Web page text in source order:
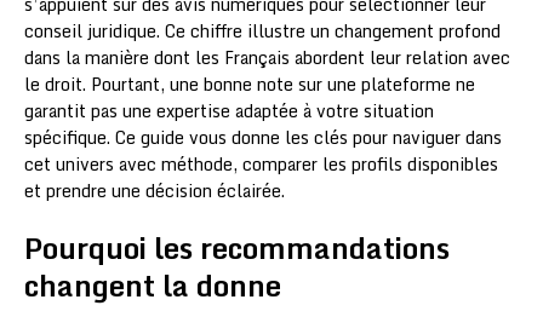
conseil juridique. Ce chiffre illustre un changement profond
dans la manière dont les Français abordent leur relation avec
le droit. Pourtant, une bonne note sur une plateforme ne
garantit pas une expertise adaptée à votre situation
spécifique. Ce guide vous donne les clés pour naviguer dans
cet univers avec méthode, comparer les profils disponibles
et prendre une décision éclairée.
Pourquoi les recommandations
changent la donne